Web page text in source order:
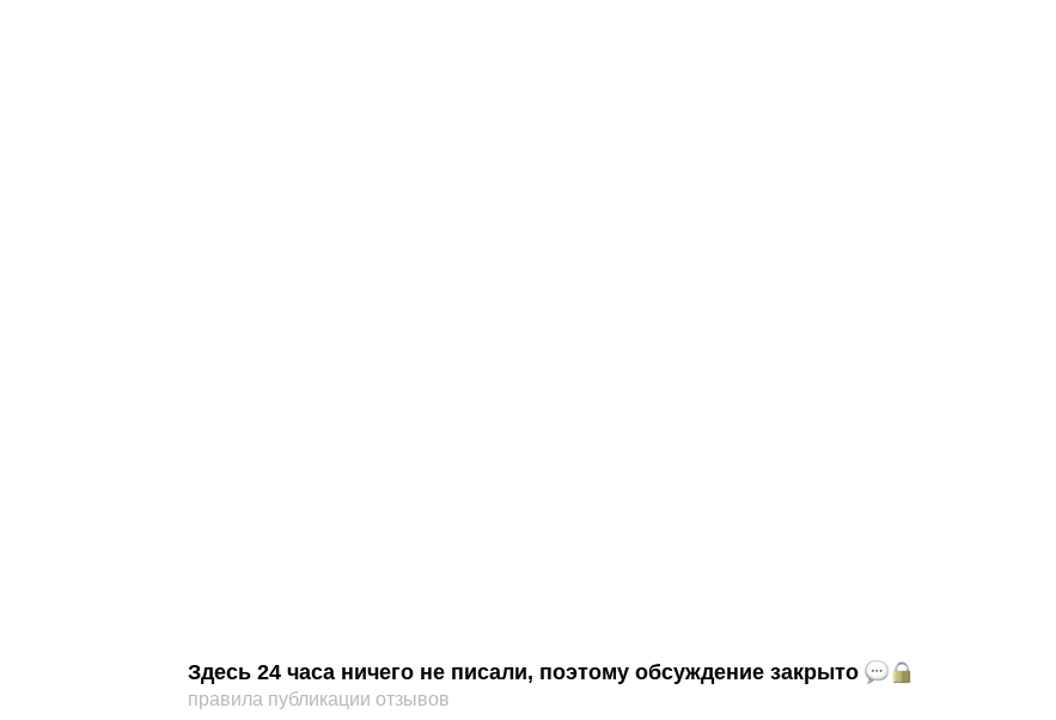
Здесь 24 часа ничего не писали, поэтому обсуждение закрыто
правила публикации отзывов